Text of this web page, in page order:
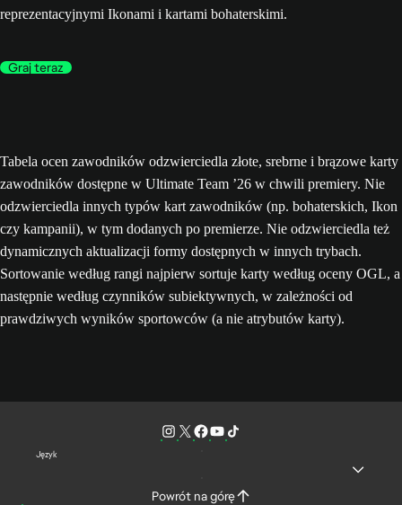
reprezentacyjnymi Ikonami i kartami bohaterskimi.
Graj teraz
Tabela ocen zawodników odzwierciedla złote, srebrne i brązowe karty
zawodników dostępne w Ultimate Team ’26 w chwili premiery. Nie
odzwierciedla innych typów kart zawodników (np. bohaterskich, Ikon
czy kampanii), w tym dodanych po premierze. Nie odzwierciedla też
dynamicznych aktualizacji formy dostępnych w innych trybach.
Sortowanie według rangi najpierw sortuje karty według oceny OGL, a
następnie według czynników subiektywnych, w zależności od
prawdziwych wyników sportowców (a nie atrybutów karty).
Język
Powrót na górę